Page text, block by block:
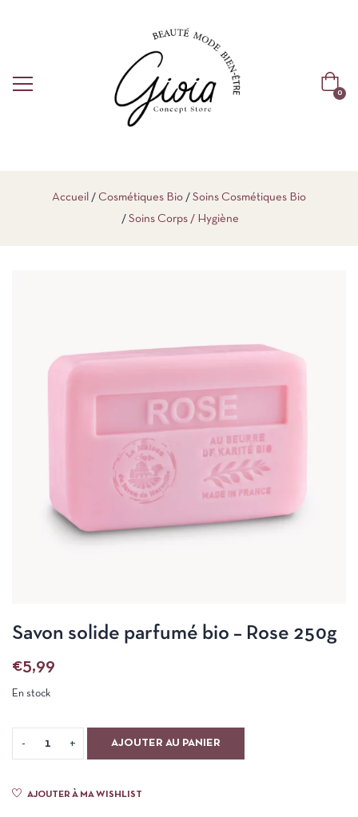
0
Accueil Cosmétiques Bio
Soins Cosmétiques Bio
Soins Corps / Hygiène
Savon solide parfumé bio – Rose 250g
€5,99
En stock
AJOUTER AU PANIER
AJOUTER À MA WISHLIST